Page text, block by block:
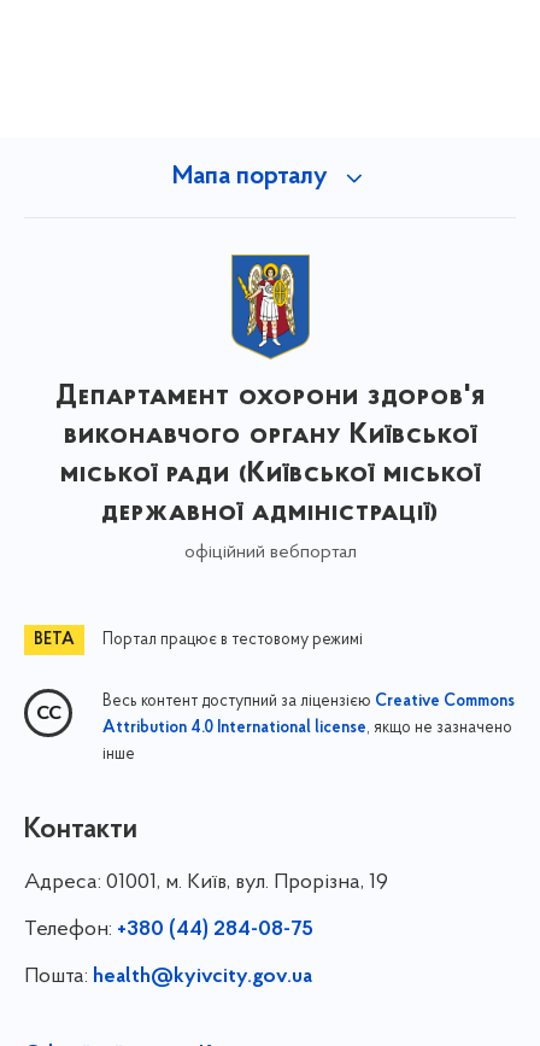
Мапа порталу
Департамент охорони здоров'я
виконавчого органу Київської
міської ради (Київської міської
державної адміністрації)
офіційний вебпортал
Портал працює в тестовому режимі
Весь контент доступний за ліцензією Creative Commons
Attribution 4.0 International license, якщо не зазначено
інше
Контакти
Адреса: 01001, м. Київ, вул. Прорізна, 19
Телефон: +380 (44) 284-08-75
Пошта: health@kyivcity.gov.ua